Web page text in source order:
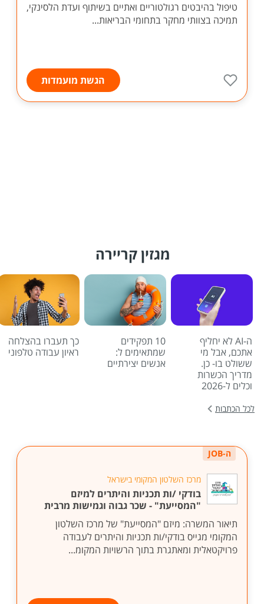
טיפול בהיבטים רגולטוריים ואתיים בשיתוף ועדת הלסינקי,
תמיכה בצוותי מחקר בתחומי הבריאות...
הגשת מועמדות
מגזין קריירה
ה-AI לא יחליף
אתכם, אבל מי
ששולט בו- כן.
מדריך הכשרות
וכלים ל-2026
10 תפקידים
שמתאימים ל:
אנשים יצירתיים
כך תעברו בהצלחה
ראיון עבודה טלפוני
לכל הכתבות
ה-JOB
מרכז השלטון המקומי בישראל
בודקי /ות תכניות והיתרים למיזם
"המסייעת" - שכר גבוה וגמישות מרבית
תיאור המשרה: מיזם "המסייעת" של מרכז השלטון
המקומי מגייס בודקי/ות תכניות והיתרים לעבודה
פרויקטאלית ומאתגרת בתוך הרשויות המקומ...